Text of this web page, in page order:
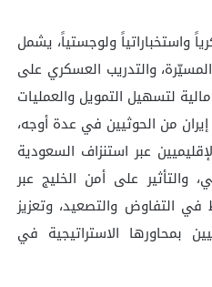
واستخباراتياً ولوجستياً، يشمل
والتدريب العسكري على
لتسهيل التمويل والعمليات
من الحوثيين في عدة أوجه،
عبر استنزاف السعودية
والتأثير على أمن الخليج عبر
التفاوض والتصعيد، وتعزيز
بمحاورها الاستراتيجية في